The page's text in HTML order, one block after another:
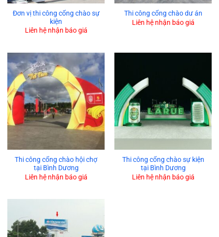
Đơn vị thi công cổng chào sự
kiện
Liên hệ nhận báo giá
Thi công cổng chào dư án
Liên hệ nhận báo giá
Thi công cổng chào hội chợ
tại Bình Dương
Liên hệ nhận báo giá
Thi công cổng chào sự kiện
tại Bình Dương
Liên hệ nhận báo giá